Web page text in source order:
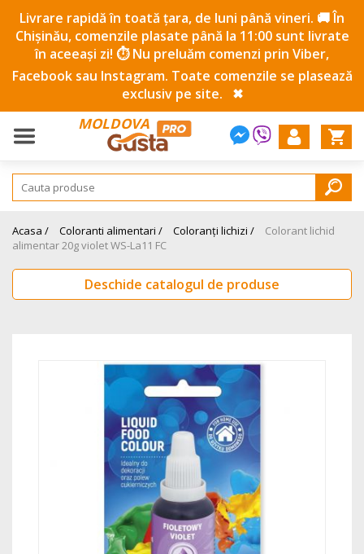
Livrare rapidă în toată țara, de luni până vineri. 🚚 În
Chișinău, comenzile plasate până la 11:00 sunt livrate
în aceeași zi! ⏱️ Nu preluăm comenzi prin Viber,
Facebook sau Instagram. Toate comenzile se plasează
exclusiv pe site.
✖
MOLDOVA
Acasa / Coloranti alimentari / Coloranți lichizi /
Colorant lichid
alimentar 20g violet WS-La11 FC
Deschide catalogul de produse